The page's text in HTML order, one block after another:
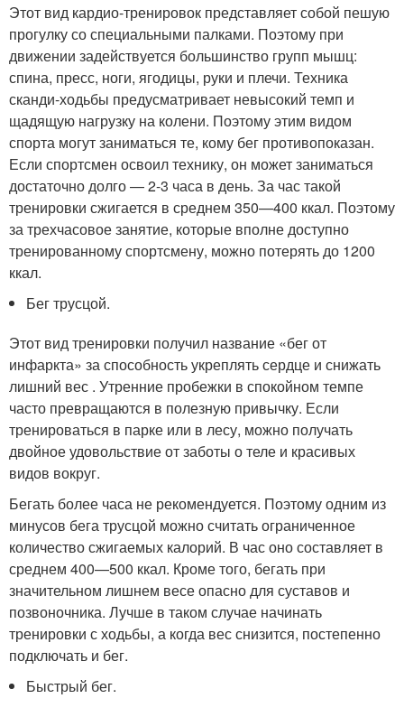
Этот вид кардио-тренировок представляет собой пешую
прогулку со специальными палками. Поэтому при
движении задействуется большинство групп мышц:
спина, пресс, ноги, ягодицы, руки и плечи. Техника
сканди-ходьбы предусматривает невысокий темп и
щадящую нагрузку на колени. Поэтому этим видом
спорта могут заниматься те, кому бег противопоказан.
Если спортсмен освоил технику, он может заниматься
достаточно долго — 2-3 часа в день. За час такой
тренировки сжигается в среднем 350—400 ккал. Поэтому
за трехчасовое занятие, которые вполне доступно
тренированному спортсмену, можно потерять до 1200
ккал.
Бег трусцой.
Этот вид тренировки получил название «бег от
инфаркта» за способность укреплять сердце и снижать
лишний вес . Утренние пробежки в спокойном темпе
часто превращаются в полезную привычку. Если
тренироваться в парке или в лесу, можно получать
двойное удовольствие от заботы о теле и красивых
видов вокруг.
Бегать более часа не рекомендуется. Поэтому одним из
минусов бега трусцой можно считать ограниченное
количество сжигаемых калорий. В час оно составляет в
среднем 400—500 ккал. Кроме того, бегать при
значительном лишнем весе опасно для суставов и
позвоночника. Лучше в таком случае начинать
тренировки с ходьбы, а когда вес снизится, постепенно
подключать и бег.
Быстрый бег.